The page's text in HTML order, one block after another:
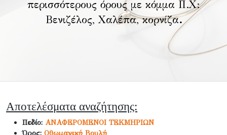
περισσότερους όρους με κόμμα Π.Χ:
Βενιζέλος, Χαλέπα, κορνίζα.
Αποτελέσματα αναζήτησης:
Πεδίο: ΑΝΑΦΕΡΟΜΕΝΟΙ ΤΕΚΜΗΡΙΩΝ
Όρος: Οθωμανική Βουλή